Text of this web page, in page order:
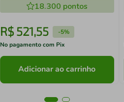
18.300 pontos
R$521,55 -5%
No pagamento com Pix
Adicionar ao carrinho